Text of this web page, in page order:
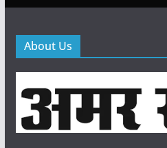
About Us